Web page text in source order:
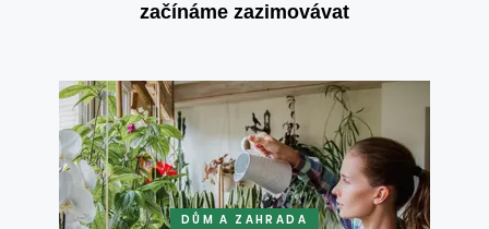
začínáme zazimovávat
DŮM A ZAHRADA